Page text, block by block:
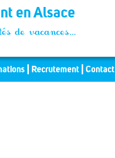
en Alsace
de vacances…
Recrutement Contact